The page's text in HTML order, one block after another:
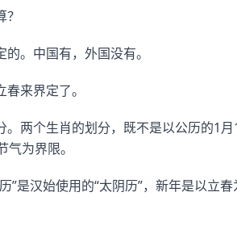
。中国有，外国没有。
来界定了。
两个生肖的划分，既不是以公历的1
为界限。
”是汉始使用的“太阴历”，新年是以立